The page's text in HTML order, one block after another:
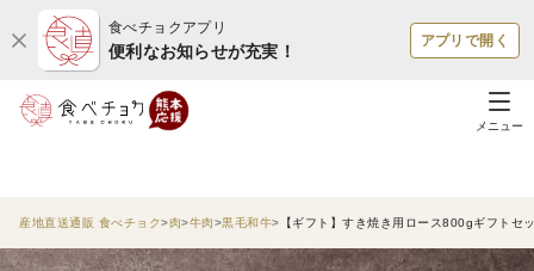
食べチョクアプリ
便利なお知らせが充実！
アプリで開く
メニュー
産地直送通販 食べチョク 肉 牛肉 黒毛和牛 【ギフト】すき焼き用ロース800gギフト